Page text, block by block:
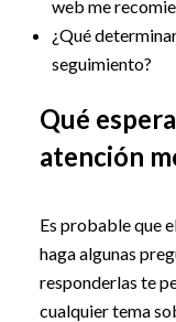
web me
¿Qué
seguimiento?
Qué
atención
Es probable que
haga algunas
responderlas te
cualquier tema